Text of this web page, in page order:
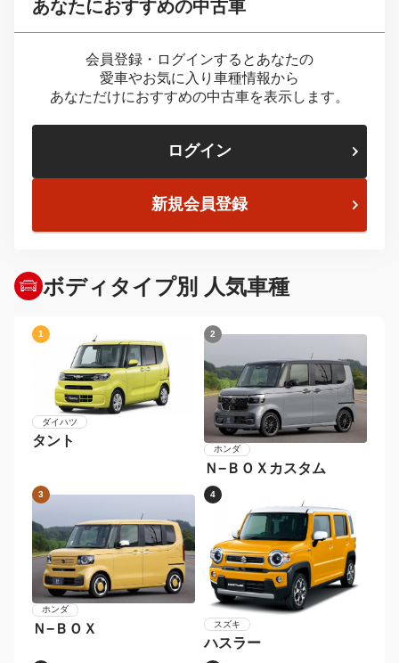
あなたにおすすめの中古車
会員登録・ログインするとあなたの
愛車やお気に入り車種情報から
あなただけにおすすめの中古車を表示します。
ログイン
新規会員登録
ボディタイプ別 人気車種
1
ダイハツ
タント
2
ホンダ
Ｎ−ＢＯＸカスタム
3
ホンダ
Ｎ−ＢＯＸ
4
スズキ
ハスラー